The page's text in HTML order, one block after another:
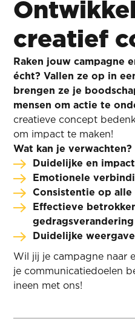
creatief
Raken jouw campagne
écht? Vallen ze op in
brengen ze je
mensen om actie te
creatieve concept
om impact te maken!
Wat kan je verwachten?
Duidelijke en
Emotionele
Consistentie op alle
Effectieve
gedragsverandering
Duidelijke
Wil jij je campagne naar
je communicatiedoelen
ineen met ons!